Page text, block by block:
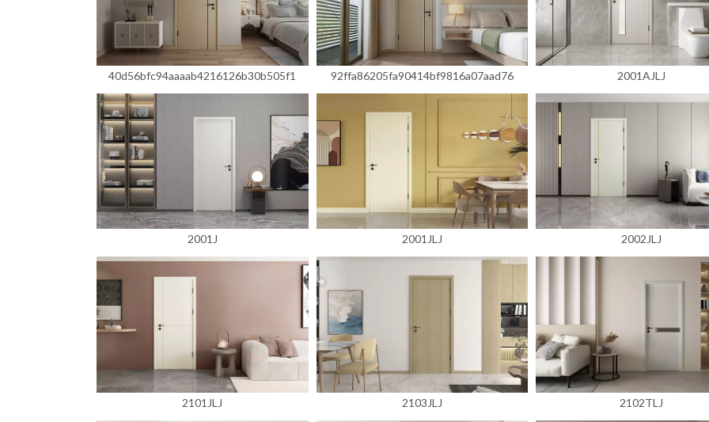
40d56bfc94aaaab4216126b30b505f1 92ffa86205fa90414bf9816a07aad76 2001AJLJ
2001J 2001JLJ 2002JLJ
2101JLJ 2103JLJ 2102TLJ